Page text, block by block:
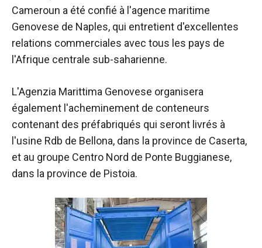
Cameroun a été confié à l'agence maritime
Genovese de Naples, qui entretient d'excellentes
relations commerciales avec tous les pays de
l'Afrique centrale sub-saharienne.
L'Agenzia Marittima Genovese organisera
également l'acheminement de conteneurs
contenant des préfabriqués qui seront livrés à
l'usine Rdb de Bellona, dans la province de Caserta,
et au groupe Centro Nord de Ponte Buggianese,
dans la province de Pistoia.